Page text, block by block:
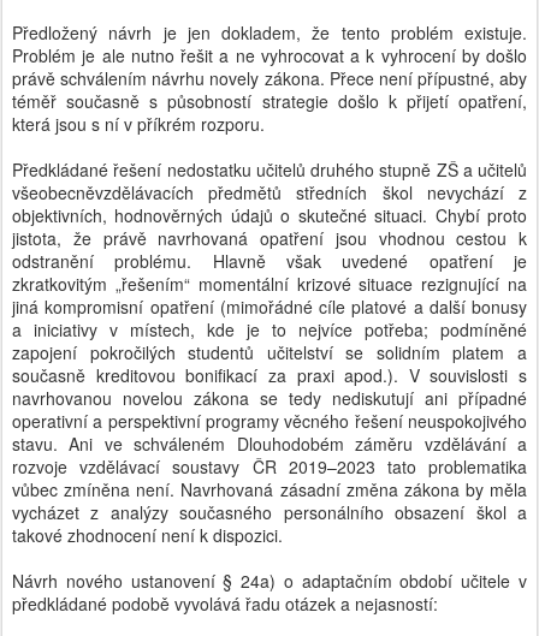
Předložený návrh je jen dokladem, že tento problém existuje.
Problém je ale nutno řešit a ne vyhrocovat a k vyhrocení by došlo
právě schválením návrhu novely zákona. Přece není přípustné, aby
téměř současně s působností strategie došlo k přijetí opatření,
která jsou s ní v příkrém rozporu.
Předkládané řešení nedostatku učitelů druhého stupně ZŠ a učitelů
všeobecněvzdělávacích předmětů středních škol nevychází z
objektivních, hodnověrných údajů o skutečné situaci. Chybí proto
jistota, že právě navrhovaná opatření jsou vhodnou cestou k
odstranění problému. Hlavně však uvedené opatření je
zkratkovitým „řešením“ momentální krizové situace rezignující na
jiná kompromisní opatření (mimořádné cíle platové a další bonusy
a iniciativy v místech, kde je to nejvíce potřeba; podmíněné
zapojení pokročilých studentů učitelství se solidním platem a
současně kreditovou bonifikací za praxi apod.). V souvislosti s
navrhovanou novelou zákona se tedy nediskutují ani případné
operativní a perspektivní programy věcného řešení neuspokojivého
stavu. Ani ve schváleném Dlouhodobém záměru vzdělávání a
rozvoje vzdělávací soustavy ČR 2019–2023 tato problematika
vůbec zmíněna není. Navrhovaná zásadní změna zákona by měla
vycházet z analýzy současného personálního obsazení škol a
takové zhodnocení není k dispozici.
Návrh nového ustanovení § 24a) o adaptačním období učitele v
předkládané podobě vyvolává řadu otázek a nejasností: